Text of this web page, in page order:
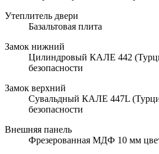
Утеплитель двери
Базальтовая плита
Замок нижний
Цилиндровый КАЛЕ 442
безопасности
Замок верхний
Сувальдный КАЛЕ 447L
безопасности
Внешняя панель
Фрезерованная МДФ 10 мм